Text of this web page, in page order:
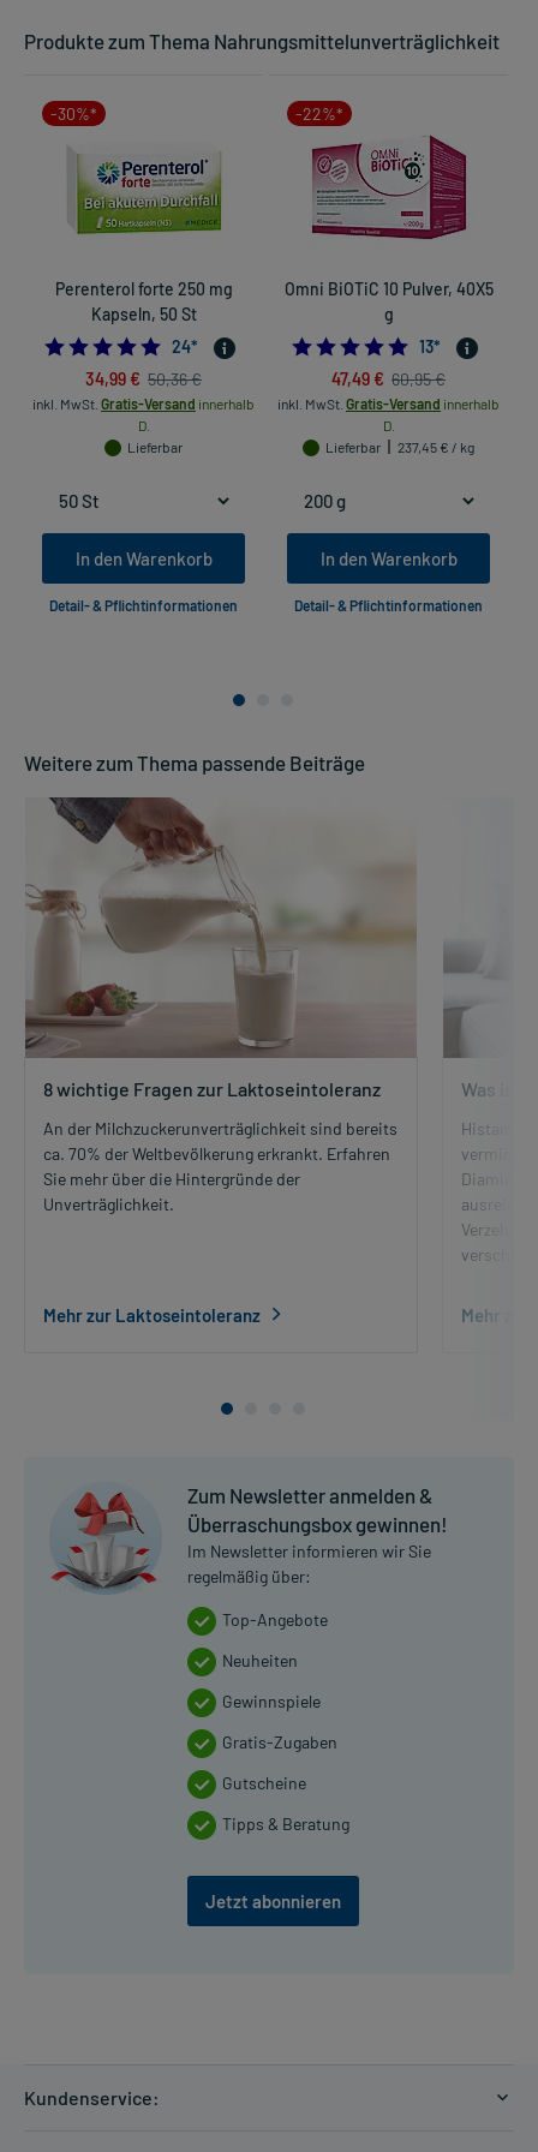
Produkte zum Thema Nahrungsmittelunverträglichkeit
-30%*
Perenterol forte 250 mg
Kapseln, 50 St
5.0
24*
34,99 € 50,36 €
inkl. MwSt. Gratis-Versand innerhalb
D.
Lieferbar
In den Warenkorb
Detail- & Pflichtinformationen
-22%*
Omni BiOTiC 10 Pulver, 40X5
g
13*
47,49 € 60,95 €
inkl. MwSt. Gratis-Versand innerhalb
D.
Lieferbar
237,45 € / kg
In den Warenkorb
Detail- & Pflichtinformationen
Weitere zum Thema passende Beiträge
8 wichtige Fragen zur Laktoseintoleranz
An der Milchzuckerunverträglichkeit sind bereits
ca. 70% der Weltbevölkerung erkrankt. Erfahren
Sie mehr über die Hintergründe der
Unverträglichkeit.
Mehr zur Laktoseintoleranz
Was ist
Verzehr
Mehr zu
Zum Newsletter anmelden &
Überraschungsbox gewinnen!
Im Newsletter informieren wir Sie
regelmäßig über:
Top-Angebote
Neuheiten
Gewinnspiele
Gratis-Zugaben
Gutscheine
Tipps & Beratung
Jetzt abonnieren
Kundenservice: